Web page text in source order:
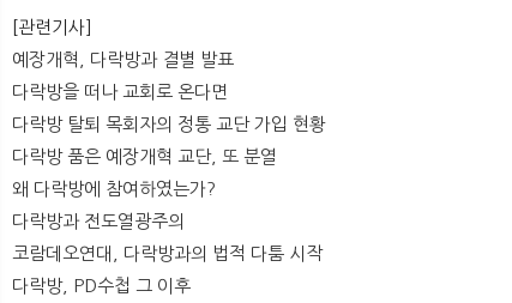
[관련기사]
예장개혁, 다락방과 결별 발표
다락방을 떠나 교회로 온다면
다락방 탈퇴 목회자의 정통 교단 가입 현황
다락방 품은 예장개혁 교단, 또 분열
왜 다락방에 참여하였는가?
다락방과 전도열광주의
코람데오연대, 다락방과의 법적 다툼 시작
다락방, PD수첩 그 이후